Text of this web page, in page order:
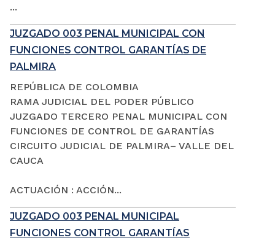
...
JUZGADO 003 PENAL MUNICIPAL CON
FUNCIONES CONTROL GARANTÍAS DE
PALMIRA
REPÚBLICA DE COLOMBIA
RAMA JUDICIAL DEL PODER PÚBLICO
JUZGADO TERCERO PENAL MUNICIPAL CON
FUNCIONES DE CONTROL DE GARANTÍAS
CIRCUITO JUDICIAL DE PALMIRA– VALLE DEL
CAUCA
ACTUACIÓN : ACCIÓN...
JUZGADO 003 PENAL MUNICIPAL
FUNCIONES CONTROL GARANTÍAS